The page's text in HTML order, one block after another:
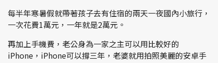
每半年寒暑假就帶著孩子去有住宿的兩天一夜國內小旅行，
一次花費1萬元，一年就是2萬元。
再加上手機費，老公身為一家之主可以用比較好的
iPhone，iPhone可以撐三年，老婆就用拍照美麗的安卓手